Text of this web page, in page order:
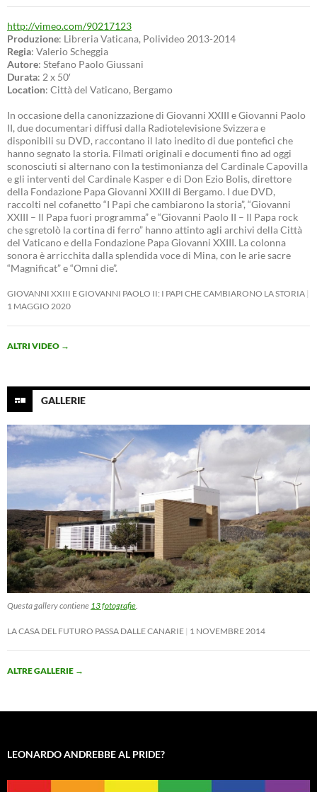
http://vimeo.com/90217123
Produzione: Libreria Vaticana, Polivideo 2013-2014
Regia: Valerio Scheggia
Autore: Stefano Paolo Giussani
Durata: 2 x 50′
Location: Città del Vaticano, Bergamo
In occasione della canonizzazione di Giovanni XXIII e Giovanni Paolo
II, due documentari diffusi dalla Radiotelevisione Svizzera e
disponibili su DVD, raccontano il lato inedito di due pontefici che
hanno segnato la storia. Filmati originali e documenti fino ad oggi
sconosciuti si alternano con la testimonianza del Cardinale Capovilla
e gli interventi del Cardinale Kasper e di Don Ezio Bolis, direttore
della Fondazione Papa Giovanni XXIII di Bergamo. I due DVD,
raccolti nel cofanetto “I Papi che cambiarono la storia”, “Giovanni
XXIII – Il Papa fuori programma” e “Giovanni Paolo II – Il Papa rock
che sgretolò la cortina di ferro” hanno attinto agli archivi della Città
del Vaticano e della Fondazione Papa Giovanni XXIII. La colonna
sonora è arricchita dalla splendida voce di Mina, con le arie sacre
“Magnificat” e “Omni die”.
GIOVANNI XXIII E GIOVANNI PAOLO II: I PAPI CHE CAMBIARONO LA STORIA
1 MAGGIO 2020
ALTRI VIDEO →
GALLERIE
Questa gallery contiene 13 fotografie
LA CASA DEL FUTURO PASSA DALLE CANARIE 1 NOVEMBRE 2014
ALTRE GALLERIE →
LEONARDO ANDREBBE AL PRIDE?